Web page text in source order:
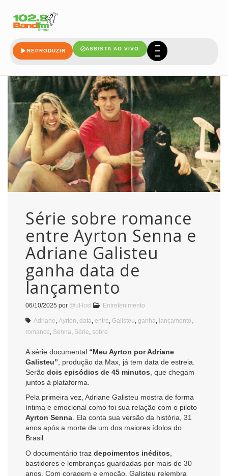
REPRODUZIR ASSISTA AO VIVO
ayrton
Série sobre romance
entre Ayrton Senna e
Adriane Galisteu
ganha data de
lançamento
06/10/2025 por @uHost Entretenimento
Adriane Ayrton data entre Galisteu ganha lançamento
romance Senna Série sobre
A série documental “Meu Ayrton por Adriane
Galisteu” , produção da Max, já tem data de estreia.
Serão dois episódios de 45 minutos , que chegam
juntos à plataforma.
Pela primeira vez, Adriane Galisteu mostra de forma
íntima e emocional como foi sua relação com o piloto
Ayrton Senna . Ela conta sua versão da história, 31
anos após a morte de um dos maiores ídolos do
Brasil.
O documentário traz depoimentos inéditos
bastidores e lembranças guardadas por mais de 30
anos. Com coragem e emoção, Galisteu relembra